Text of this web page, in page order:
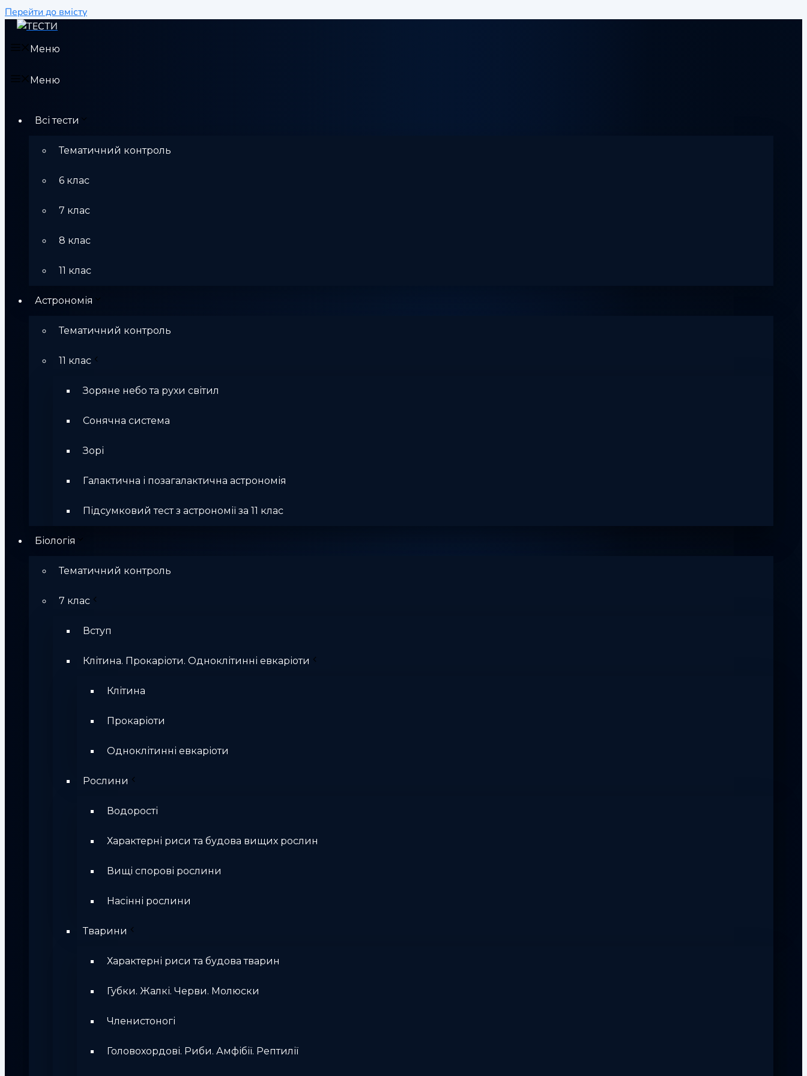
Перейти до вмісту
Меню
Меню
Всі тести
Тематичний контроль
6 клас
7 клас
8 клас
11 клас
Астрономія
Тематичний контроль
11 клас
Зоряне небо та рухи світил
Сонячна система
Зорі
Галактична і позагалактична астрономія
Підсумковий тест з астрономії за 11 клас
Біологія
Тематичний контроль
7 клас
Вступ
Клітина. Прокаріоти. Одноклітинні евкаріоти
Клітина
Прокаріоти
Одноклітинні евкаріоти
Рослини
Водорості
Характерні риси та будова вищих рослин
Вищі спорові рослини
Насінні рослини
Тварини
Характерні риси та будова тварин
Губки. Жалкі. Черви. Молюски
Членистоногі
Головохордові. Риби. Амфібії. Рептилії